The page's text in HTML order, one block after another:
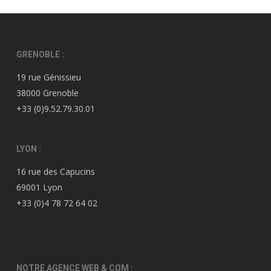
GRENOBLE :
19 rue Génissieu
38000 Grenoble
+33 (0)9.52.79.30.01
LYON :
16 rue des Capucins
69001 Lyon
+33 (0)4 78 72 64 02
NOTRE AGENCE WEB & COM :